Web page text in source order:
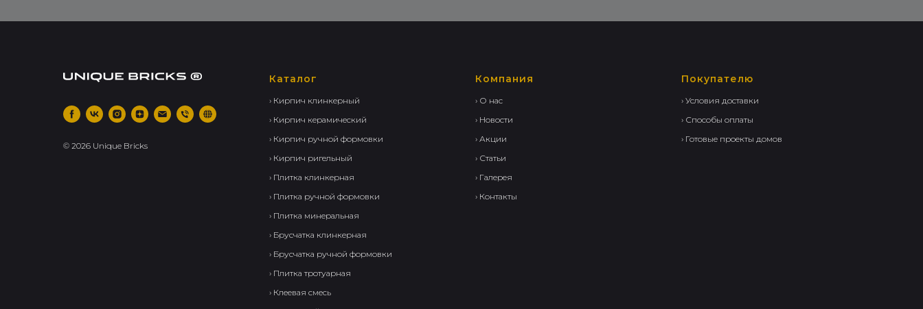
© 2026 Unique Bricks
Каталог
› Кирпич клинкерный
› Кирпич керамический
› Кирпич ручной формовки
› Кирпич ригельный
› Плитка клинкерная
› Плитка ручной формовки
› Плитка минеральная
› Брусчатка клинкерная
› Брусчатка ручной формовки
› Плитка тротуарная
› Клеевая смесь
Компания
› О нас
› Новости
› Акции
› Статьи
› Галерея
› Контакты
Покупателю
› Условия доставки
› Способы оплаты
› Готовые проекты домов